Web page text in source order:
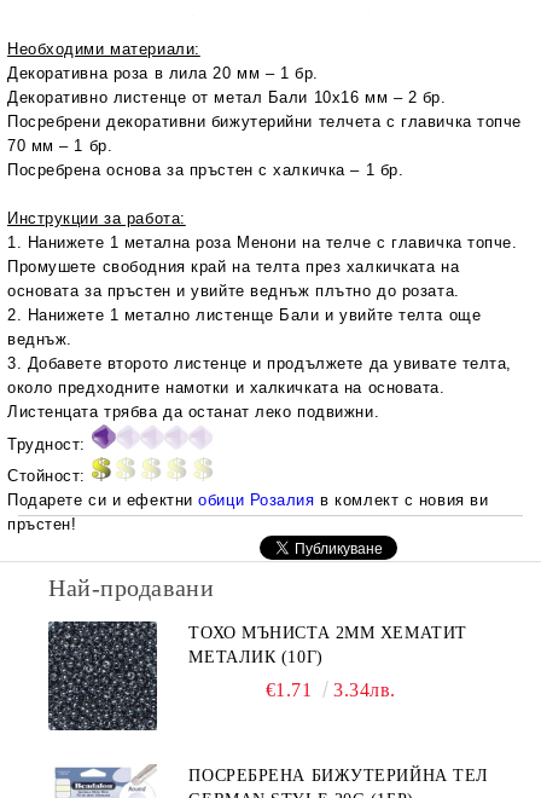
Необходими материали:
Декоративна роза в лила 20 мм – 1 бр.
Декоративно листенце от метал Бали 10x16 мм – 2 бр.
Посребрени декоративни бижутерийни телчета с главичка топче
70 мм – 1 бр.
Посребрена основа за пръстен с халкичка– 1 бр.
Инструкции за работа:
1. Нанижете 1 метална роза Менони на телче с главичка топче.
Промушете свободния край на телта през халкичката на
основата за пръстен и увийте веднъж плътно до розата.
2. Нанижете 1 метално листенще Бали и увийте телта още
веднъж.
3. Добавете второто листенце и продължете да увивате телта,
около предходните намотки и халкичката на основата.
Листенцата трябва да останат леко подвижни.
Трудност:
Стойност:
Подарете си и ефектниобици Розалия в комлект с новия ви
пръстен!
Най-продавани
ТОХО МЪНИСТА 2ММ ХЕМАТИТ
МЕТАЛИК (10Г)
€1.71 3.34лв.
ПОСРЕБРЕНА БИЖУТЕРИЙНА ТЕЛ